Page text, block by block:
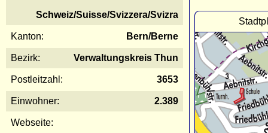
Schweiz/Suisse/Svizzera/Svizra
Kanton: Bern/Berne
Bezirk: Verwaltungskreis Thun
Postleitzahl: 3653
Einwohner: 2.389
Webseite: